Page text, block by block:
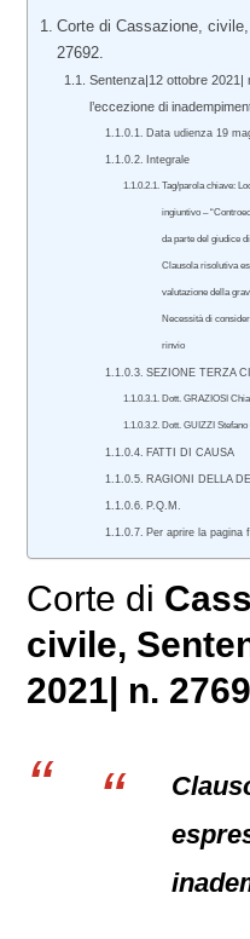
Corte di Cassazione,
27692.
Sentenza|12 ottobre 2021|
l’eccezione di
Data udienza 19
Integrale
Tag/parola chiave:
ingiuntivo –
da parte del giudice
Clausola risolutiva
valutazione della
Necessità di
rinvio
SEZIONE TERZA
Dott. GRAZIOSI
Dott. GUIZZI
FATTI DI CAUSA
RAGIONI DELLA
P.Q.M.
Per aprire la pagina
Corte di
civile,
2021| n.